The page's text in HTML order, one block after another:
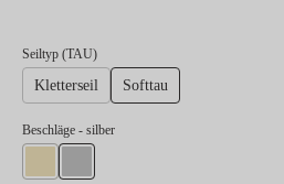
Seiltyp (TAU)auswählen
Kletterseil Softtau
Beschlägeauswählen
- silber